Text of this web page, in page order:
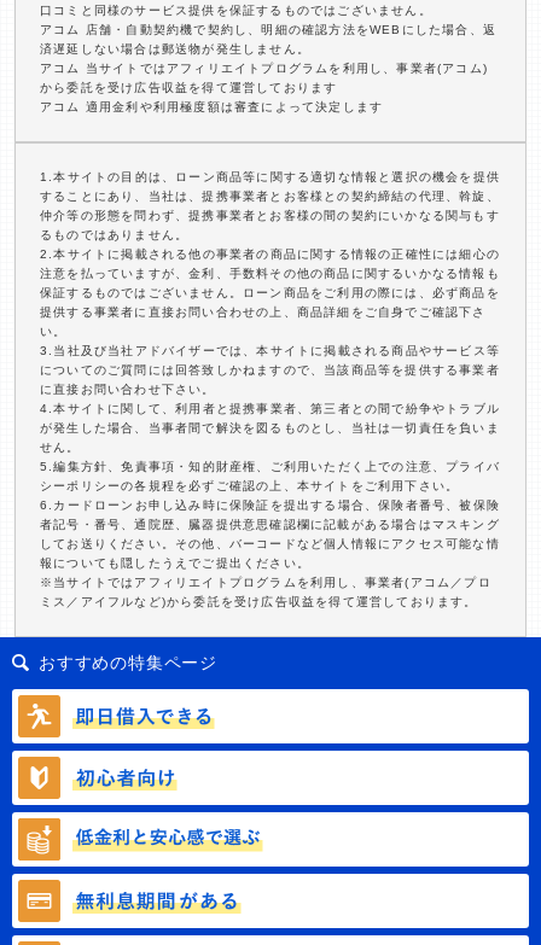
口コミと同様のサービス提供を保証するものではございません。
アコム 店舗・自動契約機で契約し、明細の確認方法をWEBにした場合、返
済遅延しない場合は郵送物が発生しません。
アコム 当サイトではアフィリエイトプログラムを利用し、事業者(アコム)
から委託を受け広告収益を得て運営しております
アコム 適用金利や利用極度額は審査によって決定します
1.本サイトの目的は、ローン商品等に関する適切な情報と選択の機会を提供
することにあり、当社は、提携事業者とお客様との契約締結の代理、斡旋、
仲介等の形態を問わず、提携事業者とお客様の間の契約にいかなる関与もす
るものではありません。
2.本サイトに掲載される他の事業者の商品に関する情報の正確性には細心の
注意を払っていますが、金利、手数料その他の商品に関するいかなる情報も
保証するものではございません。ローン商品をご利用の際には、必ず商品を
提供する事業者に直接お問い合わせの上、商品詳細をご自身でご確認下さ
い。
3.当社及び当社アドバイザーでは、本サイトに掲載される商品やサービス等
についてのご質問には回答致しかねますので、当該商品等を提供する事業者
に直接お問い合わせ下さい。
4.本サイトに関して、利用者と提携事業者、第三者との間で紛争やトラブル
が発生した場合、当事者間で解決を図るものとし、当社は一切責任を負いま
せん。
5.編集方針、免責事項・知的財産権、ご利用いただく上での注意、プライバ
シーポリシーの各規程を必ずご確認の上、本サイトをご利用下さい。
6.カードローンお申し込み時に保険証を提出する場合、保険者番号、被保険
者記号・番号、通院歴、臓器提供意思確認欄に記載がある場合はマスキング
してお送りください。その他、バーコードなど個人情報にアクセス可能な情
報についても隠したうえでご提出ください。
※当サイトではアフィリエイトプログラムを利用し、事業者(アコム／プロ
ミス／アイフルなど)から委託を受け広告収益を得て運営しております。
おすすめの特集ページ